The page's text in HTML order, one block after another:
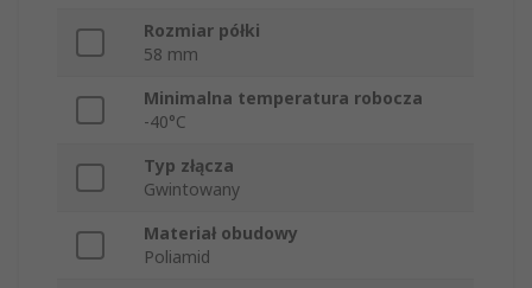
Rozmiar półki
58 mm
Minimalna temperatura robocza
-40°C
Typ złącza
Gwintowany
Materiał obudowy
Poliamid